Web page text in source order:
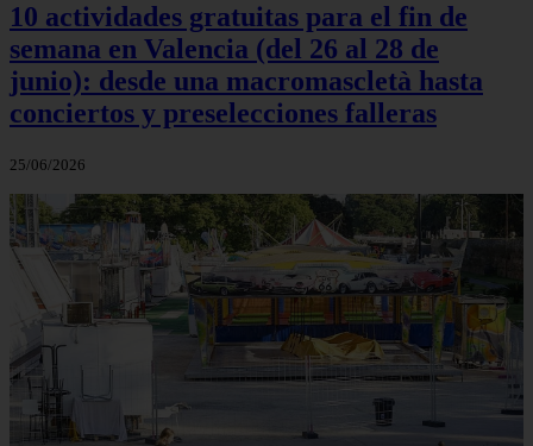
10 actividades gratuitas para el fin de
semana en Valencia (del 26 al 28 de
junio): desde una macromascletà hasta
conciertos y preselecciones falleras
25/06/2026